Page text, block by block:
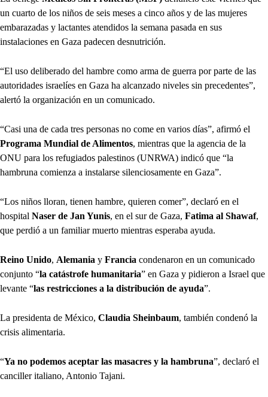
un cuarto de los niños de seis meses a cinco años y de las mujeres
embarazadas y lactantes atendidos la semana pasada en sus
instalaciones en Gaza padecen desnutrición.
“El uso deliberado del hambre como arma de guerra por parte de las
autoridades israelíes en Gaza ha alcanzado niveles sin precedentes”,
alertó la organización en un comunicado.
“Casi una de cada tres personas no come en varios días”, afirmó el
Programa Mundial de Alimentos, mientras que la agencia de la
ONU para los refugiados palestinos (UNRWA) indicó que “la
hambruna comienza a instalarse silenciosamente en Gaza”.
“Los niños lloran, tienen hambre, quieren comer”, declaró en el
hospital Naser de Jan Yunis, en el sur de Gaza, Fatima al Shawaf,
que perdió a un familiar muerto mientras esperaba ayuda.
Reino Unido, Alemania y Francia condenaron en un comunicado
conjunto “la catástrofe humanitaria” en Gaza y pidieron a Israel que
levante “las restricciones a la distribución de ayuda”.
La presidenta de México, Claudia Sheinbaum, también condenó la
crisis alimentaria.
“Ya no podemos aceptar las masacres y la hambruna”, declaró el
canciller italiano, Antonio Tajani.